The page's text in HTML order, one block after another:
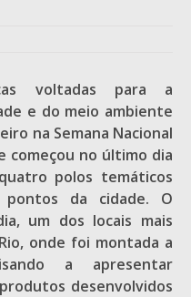
voltadas para a
e do meio ambiente
na Semana Nacional
começou no último dia
polos temáticos
da cidade. O
um dos locais mais
onde foi montada a
a apresentar
desenvolvidos